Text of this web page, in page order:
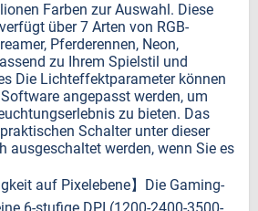
Farben zur Auswahl. Diese
über 7 Arten von RGB-
Pferderennen, Neon,
zu Ihrem Spielstil und
Die Lichteffektparameter können
angepasst werden, um
zu bieten. Das
Schalter unter dieser
ausgeschaltet werden, wenn Sie es
auf Pixelebene】Die Gaming-